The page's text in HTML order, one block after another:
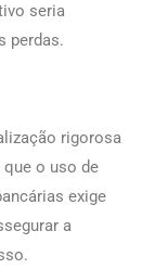
seria
perdas.
rigorosa
o uso de
exige
a